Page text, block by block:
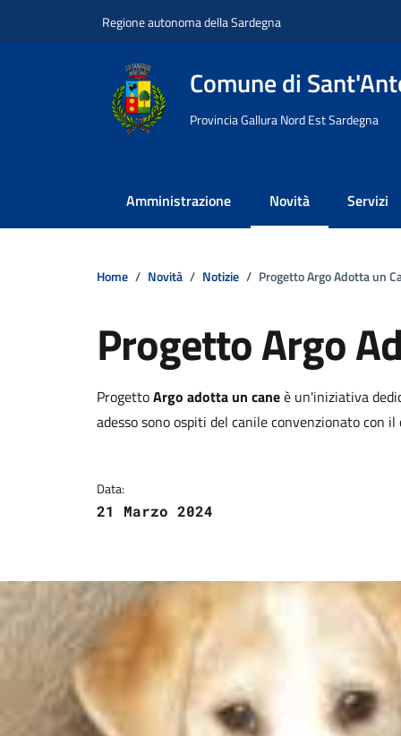
Regione autonoma della Sardegna
Comune di
Provincia Gallura Nord Est Sardegna
Amministrazione Novità Servizi
Home Novità Notizie Progetto Argo Adotta un
Progetto Argo
Dettagli della
ProgettoArgo adotta un caneè un'iniziativa
adesso sono ospiti del canile convenzionato con
Data:
21 Marzo 2024